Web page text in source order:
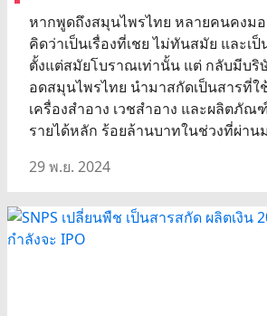
หากพูดถึงสมุนไพรไทย หลายคนคงมอ
คิดว่าเป็นเรื่องที่เชย ไม่ทันสมัย และเ
ตั้งแต่สมัยโบราณเท่านั้น แต่ กลับมีบริ
อดสมุนไพรไทย นำมาสกัดเป็นสารที่
เครื่องสำอาง เวชสำอาง และผลิตภัณ
รายได้หลัก ร้อยล้านบาทในช่วงที่ผ่าน
29 พ.ย. 2024